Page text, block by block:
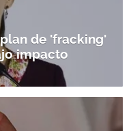
de 'fracking'
impacto